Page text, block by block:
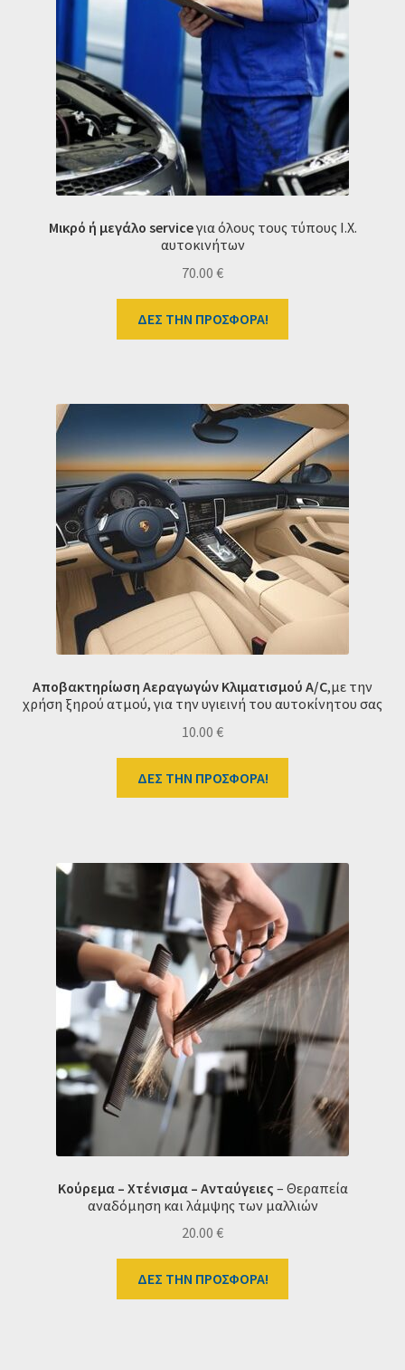
Μικρό ή μεγάλο serviceγια όλους τους τύπους Ι.Χ.
αυτοκινήτων
70.00 €
ΔΕΣ ΤΗΝ ΠΡΟΣΦΟΡΑ!
Αποβακτηρίωση Αεραγωγών Κλιματισμού A/C,με την
χρήση ξηρού ατμού, για την υγιεινή του αυτοκίνητου σας
10.00 €
ΔΕΣ ΤΗΝ ΠΡΟΣΦΟΡΑ!
Κούρεμα – Χτένισμα – Ανταύγειες – Θεραπεία
αναδόμηση και λάμψης των μαλλιών
20.00 €
ΔΕΣ ΤΗΝ ΠΡΟΣΦΟΡΑ!